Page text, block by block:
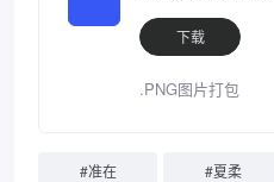
下载
.PNG图片打包
#准在 #夏柔